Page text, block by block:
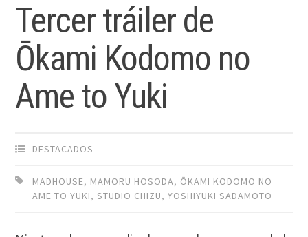
Tercer tráiler de
Ōkami Kodomo no
Ame to Yuki
DESTACADOS
MADHOUSE, MAMORU HOSODA, ŌKAMI KODOMO NO
AME TO YUKI,STUDIO CHIZU,YOSHIYUKI SADAMOTO